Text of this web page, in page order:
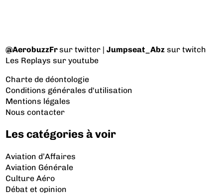
@AerobuzzFrsur twitter |Jumpseat_Abz sur twitch
Les Replays sur youtube
Charte de déontologie
Conditions générales d'utilisation
Mentions légales
Nous contacter
Les catégories à voir
Aviation d’Affaires
Aviation Générale
Culture Aéro
Débat et opinion